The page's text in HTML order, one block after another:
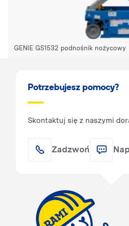
GENIE GS1532 podnośnik nożycowy
Potrzebujesz pomocy?
Skontaktuj się z naszymi
Zadzwoń